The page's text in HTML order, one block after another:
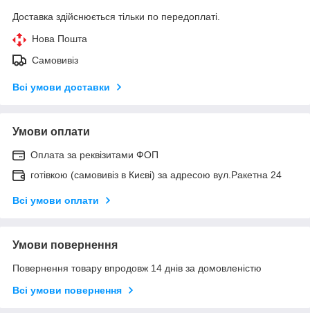
Доставка здійснюється тільки по передоплаті.
Нова Пошта
Самовивіз
Всі умови доставки
Умови оплати
Оплата за реквізитами ФОП
готівкою (самовивіз в Києві) за адресою вул.Ракетна 24
Всі умови оплати
Умови повернення
Повернення товару впродовж 14 днів за домовленістю
Всі умови повернення